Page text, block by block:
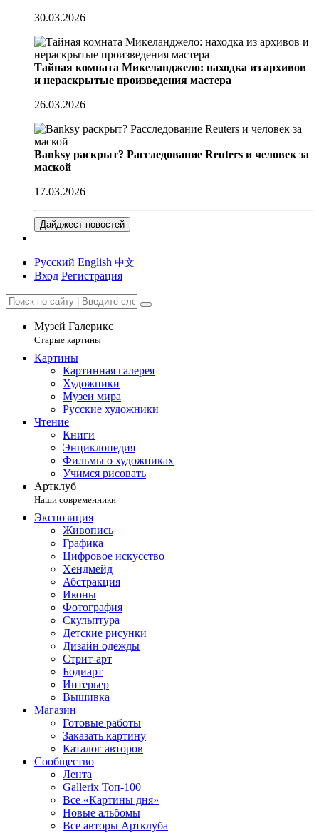
30.03.2026
Тайная комната Микеланджело: находка из архивов
и нераскрытые произведения мастера
26.03.2026
Banksy раскрыт? Расследование Reuters и человек за
маской
17.03.2026
Дайджест новостей
Русский English 中文
Вход Регистрация
Музей Галерикс
Старые картины
Картины
Картинная галерея
Художники
Музеи мира
Русские художники
Чтение
Книги
Энциклопедия
Фильмы о художниках
Учимся рисовать
Артклуб
Наши современники
Экспозиция
Живопись
Графика
Цифровое искусство
Хендмейд
Абстракция
Иконы
Фотография
Скульптура
Детские рисунки
Дизайн одежды
Стрит-арт
Бодиарт
Интерьер
Вышивка
Магазин
Готовые работы
Заказать картину
Каталог авторов
Сообщество
Лента
Gallerix Топ-100
Все «Картины дня»
Новые альбомы
Все авторы Артклуба